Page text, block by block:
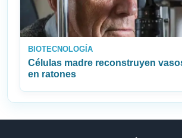
BIOTECNOLOGÍA
Células madre reconstruyen
en ratones